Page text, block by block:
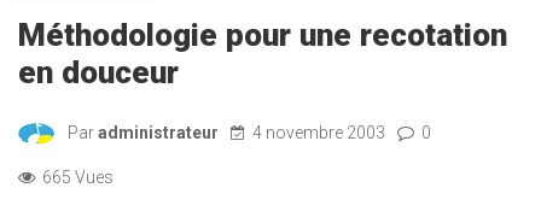
Méthodologie pour une recotation
en douceur
Paradministrateur 4 novembre 2003 0
665 Vues